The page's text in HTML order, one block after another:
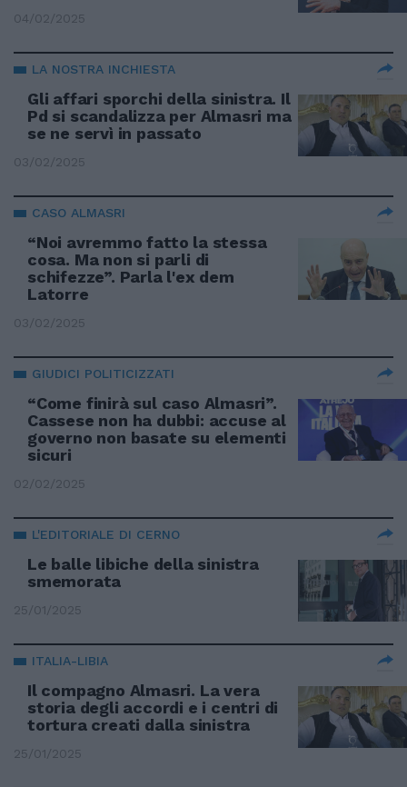
04/02/2025
LA NOSTRA INCHIESTA
Gli affari sporchi della sinistra. Il
Pd si scandalizza per Almasri ma
se ne servì in passato
03/02/2025
CASO ALMASRI
“Noi avremmo fatto la stessa
cosa. Ma non si parli di
schifezze”. Parla l'ex dem
Latorre
03/02/2025
GIUDICI POLITICIZZATI
“Come finirà sul caso Almasri”.
Cassese non ha dubbi: accuse al
governo non basate su elementi
sicuri
02/02/2025
L'EDITORIALE DI CERNO
Le balle libiche della sinistra
smemorata
25/01/2025
ITALIA-LIBIA
Il compagno Almasri. La vera
storia degli accordi e i centri di
tortura creati dalla sinistra
25/01/2025